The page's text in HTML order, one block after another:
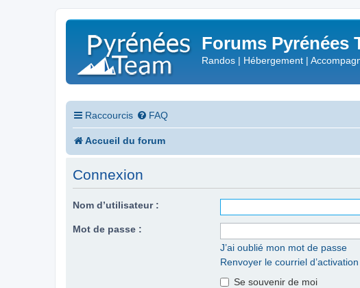
Forums Pyrénées
Randos | Hébergement |
Raccourcis FAQ
Accueil du forum
Connexion
Nom d’utilisateur :
Mot de passe :
J’ai oublié mon mot de passe
Renvoyer le courriel d’activation
Se souvenir de moi